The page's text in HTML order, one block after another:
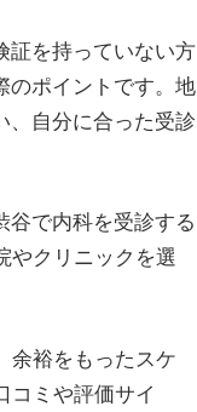
証を持っていない方
のポイントです。地
、自分に合った受診
谷で内科を受診する
やクリニックを選
余裕をもったスケ
コミや評価サイ